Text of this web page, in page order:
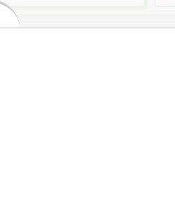
-probefahrtkennzeichenaber mit